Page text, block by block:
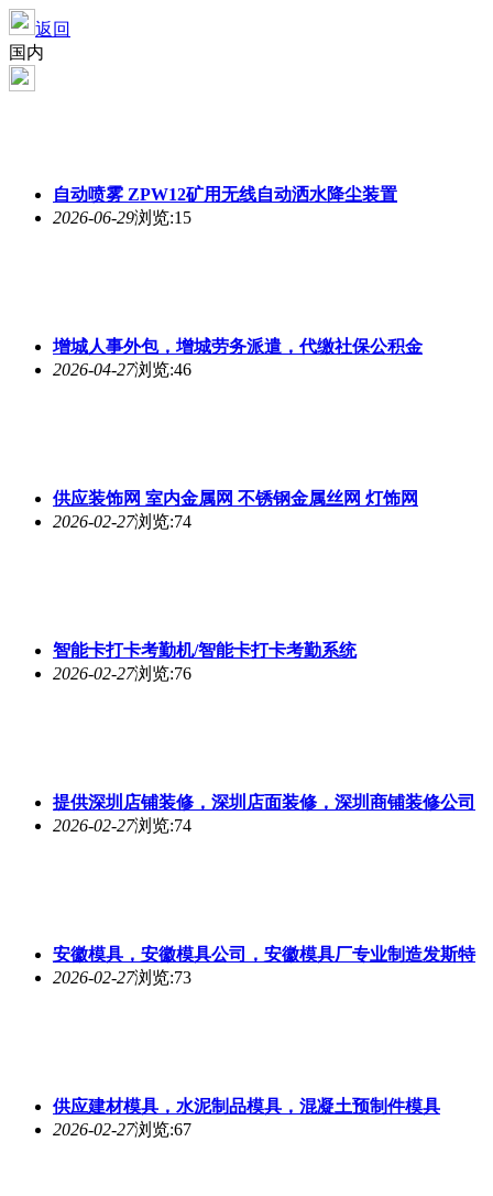
返回
国内
自动喷雾 ZPW12矿用无线自动洒水降尘装置
2026-06-29浏览:15
增城人事外包，增城劳务派遣，代缴社保公积金
2026-04-27浏览:46
供应装饰网 室内金属网 不锈钢金属丝网 灯饰网
2026-02-27浏览:74
智能卡打卡考勤机/智能卡打卡考勤系统
2026-02-27浏览:76
提供深圳店铺装修，深圳店面装修，深圳商铺装修公司
2026-02-27浏览:74
安徽模具，安徽模具公司，安徽模具厂专业制造发斯特
2026-02-27浏览:73
供应建材模具，水泥制品模具，混凝土预制件模具
2026-02-27浏览:67